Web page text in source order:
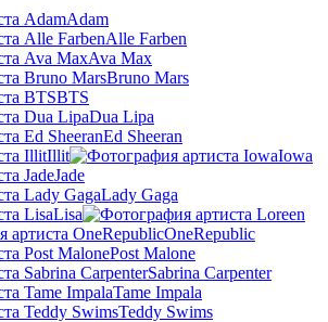
Adam
Alle Farben
Ava Max
Bruno Mars
BTS
Dua Lipa
Ed Sheeran
Illit
Iowa
Jade
Lady Gaga
Lisa
OneRepublic
Post Malone
Sabrina Carpenter
Tame Impala
Teddy Swims